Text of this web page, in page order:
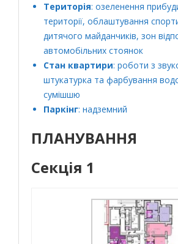
Територія: озеленення
території, облаштування
дитячого майданчиків, зон
автомобільних стоянок
Стан квартири: роботи з
штукатурка та фарбування
сумішшю
Паркінг: надземний
ПЛАНУВАННЯ
Секція 1